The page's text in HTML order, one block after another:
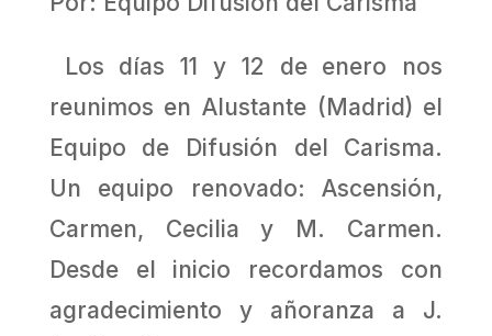
Los días 11 y 12 de enero nos
reunimos en Alustante (Madrid) el
Equipo de Difusión del Carisma.
Un equipo renovado: Ascensión,
Carmen, Cecilia y M. Carmen.
Desde el inicio recordamos con
agradecimiento y añoranza a J.